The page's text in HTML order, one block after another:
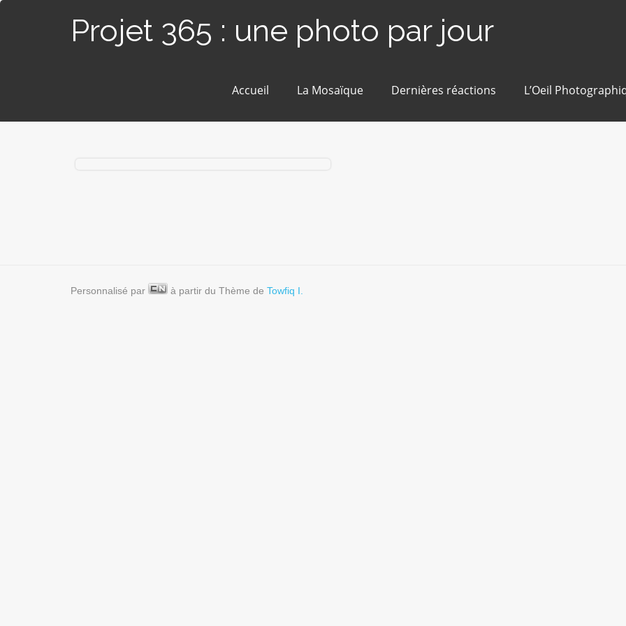
Projet 365 : une photo par jour
Accueil La Mosaïque Dernières réactions L’Oeil
Personnalisé par à partir du Thème de Towfiq I.